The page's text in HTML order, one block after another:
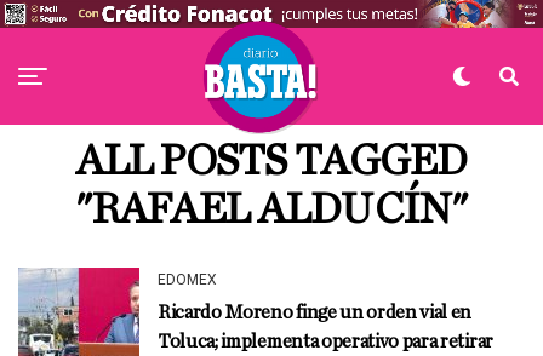
ALL POSTS TAGGED
"RAFAEL ALDUCÍN"
EDOMEX
Ricardo Moreno finge un orden vial en
Toluca; implementa operativo para retirar